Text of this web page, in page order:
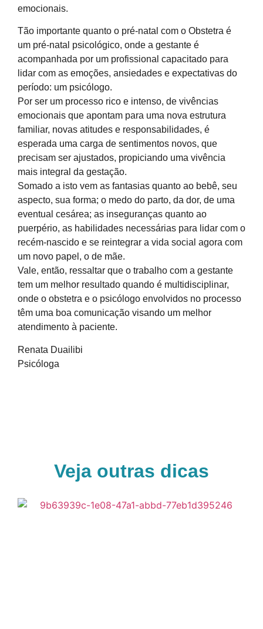
emocionais.
Tão importante quanto o pré-natal com o Obstetra é
um pré-natal psicológico, onde a gestante é
acompanhada por um profissional capacitado para
lidar com as emoções, ansiedades e expectativas do
período: um psicólogo.
Por ser um processo rico e intenso, de vivências
emocionais que apontam para uma nova estrutura
familiar, novas atitudes e responsabilidades, é
esperada uma carga de sentimentos novos, que
precisam ser ajustados, propiciando uma vivência
mais integral da gestação.
Somado a isto vem as fantasias quanto ao bebê, seu
aspecto, sua forma; o medo do parto, da dor, de uma
eventual cesárea; as inseguranças quanto ao
puerpério, as habilidades necessárias para lidar com o
recém-nascido e se reintegrar a vida social agora com
um novo papel, o de mãe.
Vale, então, ressaltar que o trabalho com a gestante
tem um melhor resultado quando é multidisciplinar,
onde o obstetra e o psicólogo envolvidos no processo
têm uma boa comunicação visando um melhor
atendimento à paciente.
Renata Duailibi
Psicóloga
Veja outras dicas